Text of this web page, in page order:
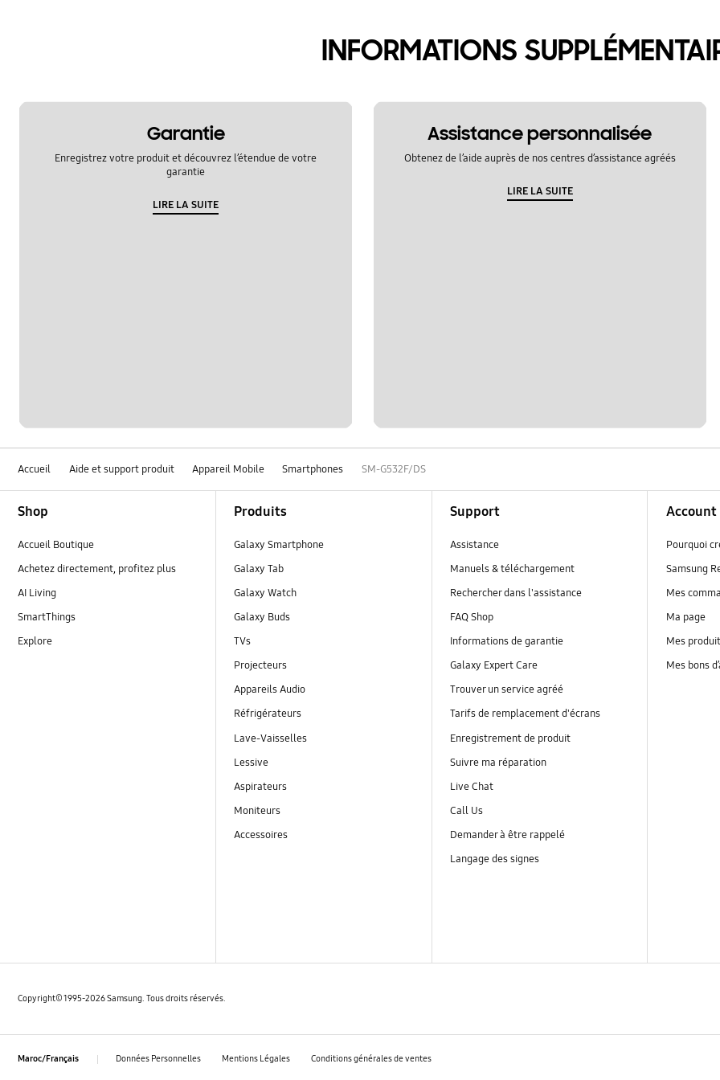
INFORMATIONS
Garantie
Enregistrez votre produit et découvrez l’étendue de votre
garantie
LIRE LA SUITE
Assistance personnalisée
Obtenez de l’aide auprès de nos centres d’assistance agréés
LIRE LA SUITE
Accueil Aide et support produit Appareil Mobile Smartphones SM-G532F/DS
Shop
Accueil Boutique
Achetez directement, profitez plus
AI Living
SmartThings
Explore
Produits
Galaxy Smartphone
Galaxy Tab
Galaxy Watch
Galaxy Buds
TVs
Projecteurs
Appareils Audio
Réfrigérateurs
Lave-Vaisselles
Lessive
Aspirateurs
Moniteurs
Accessoires
Support
Assistance
Manuels & téléchargement
Rechercher dans l'assistance
FAQ Shop
Informations de garantie
Galaxy Expert Care
Trouver un service agréé
Tarifs de remplacement d'écrans
Enregistrement de produit
Suivre ma réparation
Live Chat
Call Us
Demander à être rappelé
Langage des signes
Account
Pourquoi
Samsung
Mes
Ma page
Mes
Mes bons
Copyright© 1995-2026 Samsung. Tous droits réservés.
Maroc/Français Données Personnelles Mentions Légales Conditions générales de ventes